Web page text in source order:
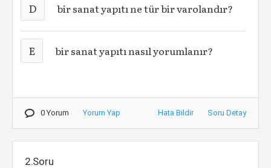
D bir sanat yapıtı ne tür bir varolandır?
E bir sanat yapıtı nasıl yorumlanır?
0 Yorum Yorum Yap Hata Bildir Soru Detay
2.Soru